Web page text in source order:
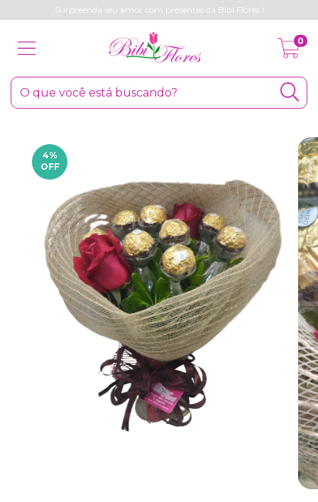
Surpreenda seu amor com presentes da Bibi Flores !
0
4%
OFF